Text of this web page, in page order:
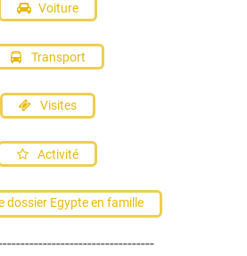
Voiture
Transport
Visites
Activité
dossier Egypte en famille